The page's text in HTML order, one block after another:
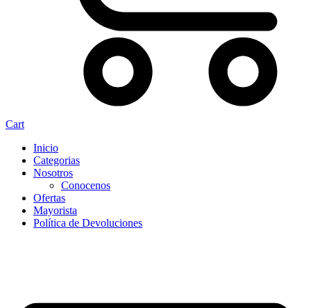
Cart
Inicio
Categorias
Nosotros
Conocenos
Ofertas
Mayorista
Política de Devoluciones